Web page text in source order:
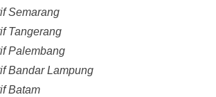
Semarang
Tangerang
Palembang
Bandar Lampung
Batam